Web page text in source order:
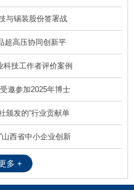
与锡装股份签署战
超高压协同创新平
热加工新生态
科技工作者评价案例
邀参加2025年博士
颁发的“行业贡献单
山西省中小企业创新
多 +